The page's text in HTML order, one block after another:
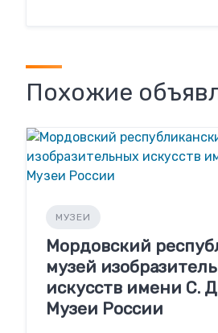
Похожие
МУЗЕИ
Мордовский
музей
искусств имени С.
Музеи России